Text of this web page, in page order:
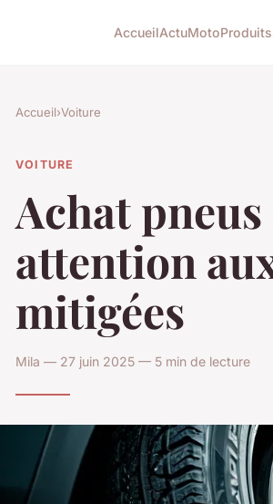
AccueilActuMotoProduits
Accueil›Voiture
VOITURE
Achat
attention
mitigées
Mila — 27 juin 2025 — 5 min de lecture